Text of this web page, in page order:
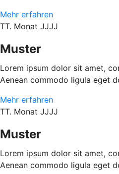
Mehr erfahren
TT. Monat JJJJ
Muster
Lorem ipsum dolor sit amet,
Aenean commodo ligula eget
Mehr erfahren
TT. Monat JJJJ
Muster
Lorem ipsum dolor sit amet,
Aenean commodo ligula eget